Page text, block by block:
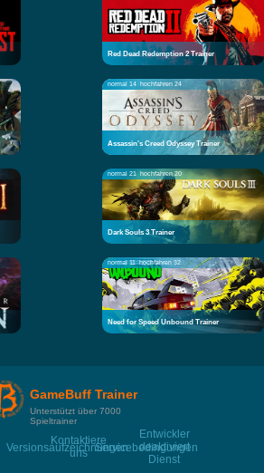
Red Dead Redemption 2 Trainer
normal 14 hochfahren 24
Assassin's Creed Odyssey Trainer
normal 21 hochfahren 20
Dark Souls 3 Trainer
normal 11 hochfahren 32
Need for Speed Unbound Trainer
GameBuff Trainer
Unterstützt über 7000
Spieltrainer
Versionsaufzeichnungen
Kontaktiere
uns Servicebedingungen
Entwickler
deaktiviert
Dienst